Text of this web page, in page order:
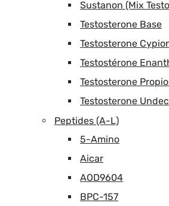
Sustanon (Mix
Testosterone Base
Testosterone
Testostérone
Testosterone
Testosterone
Peptides (A-L)
5-Amino
Aicar
AOD9604
BPC-157